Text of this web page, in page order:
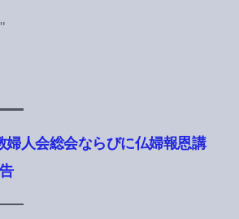
婦人会総会ならびに仏婦報恩講